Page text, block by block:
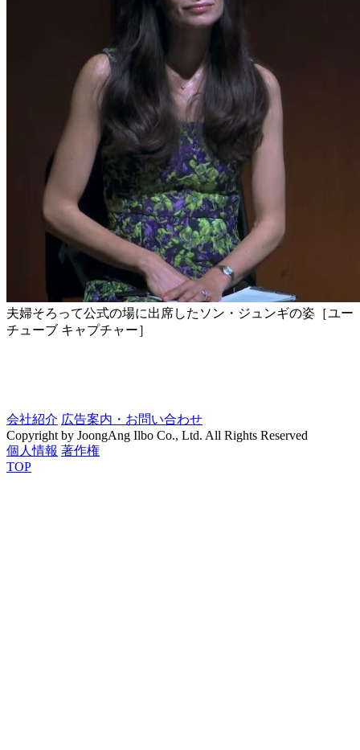
夫婦そろって公式の場に出席したソン・ジュンギの姿［ユー
チューブ キャプチャー］
会社紹介 広告案内・お問い合わせ
Copyright by JoongAng Ilbo Co., Ltd. All Rights Reserved
個人情報 著作権
TOP